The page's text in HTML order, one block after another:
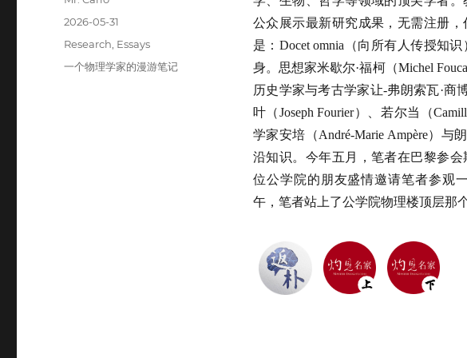
公众展示最新研究成果，无需注册
是：Docet omnia（向所有人传授知
身。思想家米歇尔·福柯（Michel
历史学家与考古学家让-弗朗索瓦·商
叶（Joseph Fourier）、若尔当（
学家安培（André-Marie Ampère）与
沿知识。今年五月，笔者在巴黎参
位公学院的朋友盛情邀请笔者参观
午，笔者站上了公学院物理楼顶层那
Posted
2026-05-31
Categories
Research Essays
Tags
一个物理学家的漫游笔记